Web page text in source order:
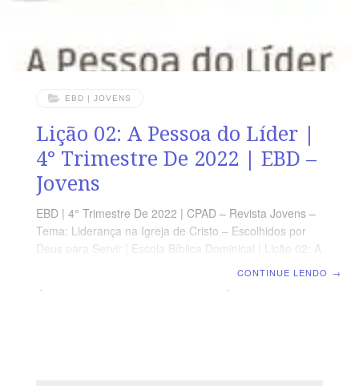
EBD | JOVENS
Lição 02: A Pessoa do Líder |
4° Trimestre De 2022 | EBD –
Jovens
EBD | 4° Trimestre De 2022 | CPAD – Revista Jovens –
Tema: Liderança na Igreja de Cristo – Escolhidos por
Deus para Servir | Escola Bíblica Dominical | Lição 02: A
CONTINUE LENDO →